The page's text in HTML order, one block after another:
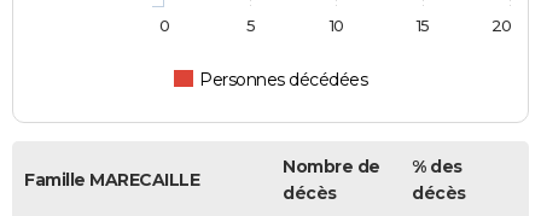
Personnes décédées
0 5 10 15 20
Famille MARECAILLE
Nombre de
décès
% des
décès